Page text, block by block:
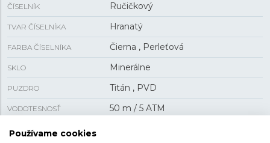
ČÍSELNÍK Ručičkový
TVAR ČÍSELNÍKA Hranatý
FARBA ČÍSELNÍKA Čierna , Perleťová
SKLO Minerálne
PUZDRO Titán , PVD
VODOTESNOSŤ 50 m / 5 ATM
POHON
Používame cookies